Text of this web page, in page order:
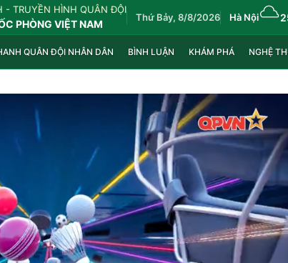
- TRUYỀN HÌNH QUÂN ĐỘI
PHÒNG VIỆT NAM
Thứ Bảy, 8/8/2026 Hà Nội
QUÂN ĐỘI NHÂN DÂN BÌNH LUẬN KHÁM PHÁ NGHỆ